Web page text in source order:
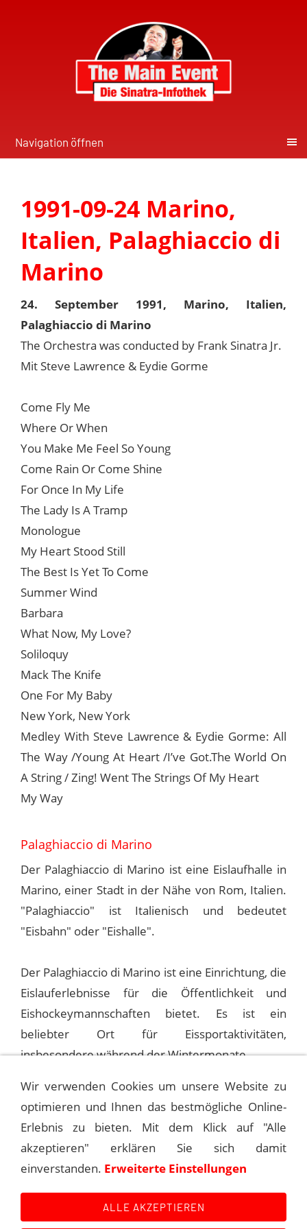
Navigation öffnen
1991-09-24 Marino,
Italien, Palaghiaccio di
Marino
24. September 1991, Marino, Italien,
Palaghiaccio di Marino
The Orchestra was conducted by Frank Sinatra Jr.
Mit Steve Lawrence & Eydie Gorme
Come Fly Me
Where Or When
You Make Me Feel So Young
Come Rain Or Come Shine
For Once In My Life
The Lady Is A Tramp
Monologue
My Heart Stood Still
The Best Is Yet To Come
Summer Wind
Barbara
What Now, My Love?
Soliloquy
Mack The Knife
One For My Baby
New York, New York
Medley With Steve Lawrence & Eydie Gorme: All
The Way /Young At Heart /I’ve Got.The World On
A String / Zing! Went The Strings Of My Heart
My Way
Palaghiaccio di Marino
Der Palaghiaccio di Marino ist eine Eislaufhalle in
Marino, einer Stadt in der Nähe von Rom, Italien.
"Palaghiaccio" ist Italienisch und bedeutet
"Eisbahn" oder "Eishalle".
Der Palaghiaccio di Marino ist eine Einrichtung, die
Eislauferlebnisse für die Öffentlichkeit und
Eishockeymannschaften bietet. Es ist ein
beliebter Ort für Eissportaktivitäten,
insbesondere während der Wintermonate.
1991-09-23 MONTECATINI, PALAZZETTO
1991-09-26 POMPEII, ITALIEN, TEATRO
GRANDE
Wir verwenden Cookies um unsere Website zu
optimieren und Ihnen das bestmögliche Online-
Erlebnis zu bieten. Mit dem Klick auf "Alle
akzeptieren" erklären Sie sich damit
einverstanden. Erweiterte Einstellungen
ALLE AKZEPTIEREN